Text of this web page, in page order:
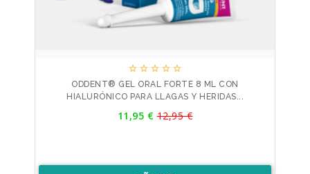
    
ODDENT® GEL ORAL FORTE 8 ML CON
HIALURÓNICO PARA LLAGAS Y HERIDAS...
11,95 €Precio
12,95 €